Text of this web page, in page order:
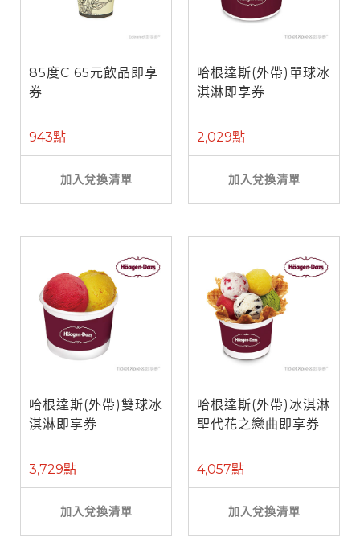
85度C 65元飲品即享
券
943點
加入兌換清單
哈根達斯(外帶)單球冰
淇淋即享券
2,029點
加入兌換清單
哈根達斯(外帶)雙球冰
淇淋即享券
3,729點
加入兌換清單
哈根達斯(外帶)冰淇淋
聖代花之戀曲即享券
4,057點
加入兌換清單